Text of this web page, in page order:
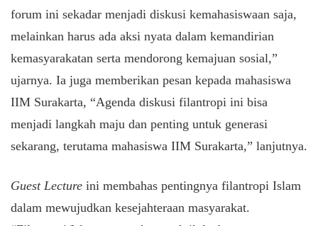
forum ini sekadar menjadi diskusi kemahasiswaan saja,
melainkan harus ada aksi nyata dalam kemandirian
kemasyarakatan serta mendorong kemajuan sosial,”
ujarnya. Ia juga memberikan pesan kepada mahasiswa
IIM Surakarta, “Agenda diskusi filantropi ini bisa
menjadi langkah maju dan penting untuk generasi
sekarang, terutama mahasiswa IIM Surakarta,” lanjutnya.
Guest Lecture ini membahas pentingnya filantropi Islam
dalam mewujudkan kesejahteraan masyarakat.